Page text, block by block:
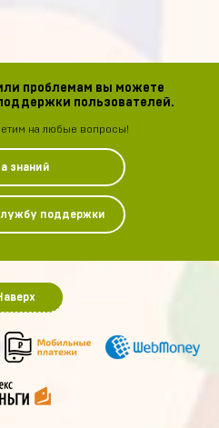
проблемам вы можете
пользователей.
на любые вопросы!
знаний
поддержки